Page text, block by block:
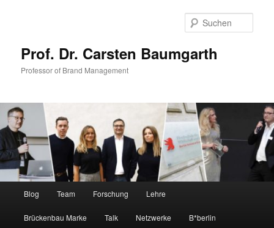
Prof. Dr. Carsten Baumgarth
Professor of Brand Management
Blog Team Forschung Lehre
Brückenbau Marke Talk Netzwerke B*berlin